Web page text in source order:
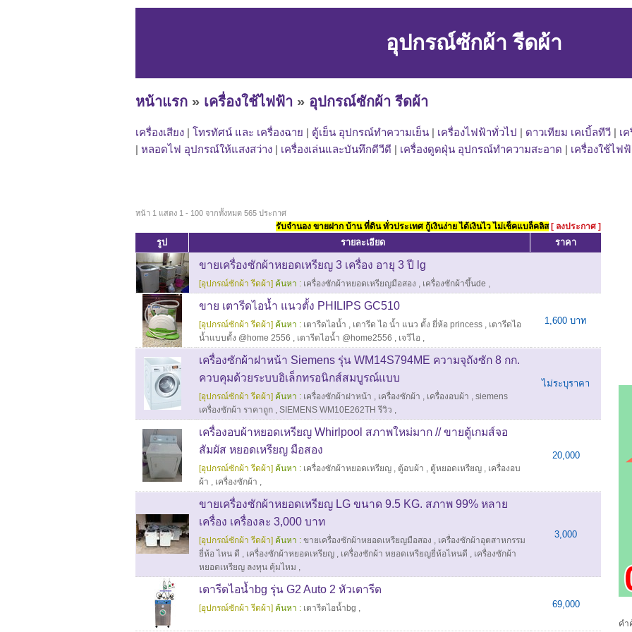
อุปกรณ์ซักผ้า รีดผ้า
หน้าแรก » เครื่องใช้ไฟฟ้า » อุปกรณ์ซักผ้า รีดผ้า
เครื่องเสียง | โทรทัศน์ และ เครื่องฉาย | ตู้เย็น อุปกรณ์ทำความเย็น | เครื่องไฟฟ้าทั่วไป | ดาวเทียม เคเบิ้ลทีวี | เ
| หลอดไฟ อุปกรณ์ให้แสงสว่าง | เครื่องเล่นและบันทึกดีวีดี | เครื่องดูดฝุ่น อุปกรณ์ทำความสะอาด | เครื่องใช้ไฟ
หน้า 1 แสดง 1 - 100 จากทั้งหมด 565 ประกาศ
รับจำนอง ขายฝาก บ้าน ที่ดิน ทั่วประเทศ กู้เงินง่าย ได้เงินไว ไม่เช็คแบล็คลิส [ ลงประกาศ ]
รูป รายละเอียด ราคา
ขายเครื่องซักผ้าหยอดเหรียญ 3 เครื่อง อายุ 3 ปี lg
[อุปกรณ์ซักผ้า รีดผ้า] ค้นหา : เครื่องซักผ้าหยอดเหรียญมือสอง , เครื่องซักผ้าขึ้นde ,
ขาย เตารีดไอน้ำ แนวตั้ง PHILIPS GC510
[อุปกรณ์ซักผ้า รีดผ้า] ค้นหา : เตารีดไอน้ำ , เตารีด ไอ น้ำ แนว ตั้ง ยี่ห้อ princess , เตารีดไอ
น้ำแบบตั้ง @home 2556 , เตารีดไอน้ำ @home2556 , เจวีไอ ,
1,600 บาท
เครื่องซักผ้าฝาหน้า Siemens รุ่น WM14S794ME ความจุถังซัก 8 กก.
ควบคุมด้วยระบบอิเล็กทรอนิกส์สมบูรณ์แบบ
[อุปกรณ์ซักผ้า รีดผ้า] ค้นหา : เครื่องซักผ้าฝาหน้า , เครื่องซักผ้า , เครื่องอบผ้า , siemens
เครื่องซักผ้า ราคาถูก , SIEMENS WM10E262TH รีวิว ,
ไม่ระบุราคา
เครื่องอบผ้าหยอดเหรียญ Whirlpool สภาพใหม่มาก // ขายตู้เกมส์จอ
สัมผัส หยอดเหรียญ มือสอง
[อุปกรณ์ซักผ้า รีดผ้า] ค้นหา : เครื่องซักผ้าหยอดเหรียญ , ตู้อบผ้า , ตู้หยอดเหรียญ , เครื่องอบ
ผ้า , เครื่องซักผ้า ,
20,000
ขายเครื่องซักผ้าหยอดเหรียญ LG ขนาด 9.5 KG. สภาพ 99% หลาย
เครื่อง เครื่องละ 3,000 บาท
[อุปกรณ์ซักผ้า รีดผ้า] ค้นหา : ขายเครื่องซักผ้าหยอดเหรียญมือสอง , เครื่องซักผ้าอุตสาหกรรม
ยี่ห้อ ไหน ดี , เครื่องซักผ้าหยอดเหรียญ , เครื่องซักผ้า หยอดเหรียญยี่ห้อไหนดี , เครื่องซักผ้า
หยอดเหรียญ ลงทุน คุ้มไหม ,
3,000
เตารีดไอน้ำbg รุ่น G2 Auto 2 หัวเตารีด
[อุปกรณ์ซักผ้า รีดผ้า] ค้นหา : เตารีดไอน้ำbg , 69,000
คำ